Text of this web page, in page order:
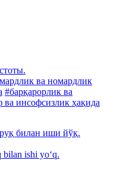
ва номардлик
#барқарорлик ва
ва инсофсизлик ҳақида
билан иши йўқ.
ishi yo‘q.